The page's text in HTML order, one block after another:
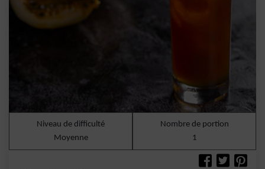
Niveau de difficulté
Moyenne
Nombre de portion
1